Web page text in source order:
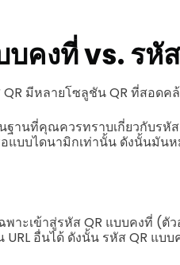
บคงที่ vs. รหั
มีหลายโซลูชัน QR ที่สอดค
ฐานที่คุณควรทราบเกี่ยวกับรหั
แบบไดนามิกเท่านั้น ดังนั้นมันห
พาะเข้าสู่รหัส QR แบบคงที่ (
URL อื่นได้ ดังนั้น รหัส QR แบ